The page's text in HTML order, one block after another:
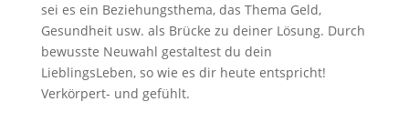
sei es ein Beziehungsthema, das Thema Geld,
Gesundheit usw. als Brücke zu deiner Lösung. Durch
bewusste Neuwahl gestaltest du dein
LieblingsLeben, so wie es dir heute entspricht!
Verkörpert- und gefühlt.